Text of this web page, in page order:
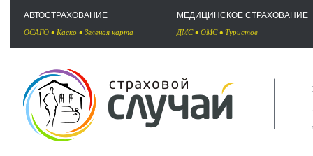
АВТОСТРАХОВАНИЕ
ОСАГО • Каско • Зеленая карта
МЕДИЦИНСКОЕ СТРАХОВАНИЕ
ДМС• ОМС• Туристов